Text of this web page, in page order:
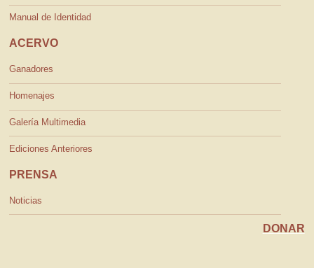
Manual de Identidad
ACERVO
Ganadores
Homenajes
Galería Multimedia
Ediciones Anteriores
PRENSA
Noticias
DONAR